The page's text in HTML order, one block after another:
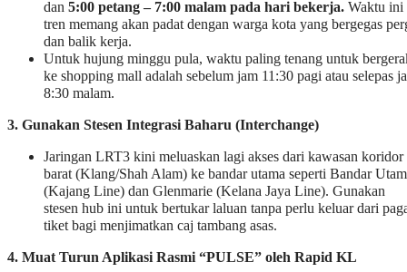
dan 5:00 petang – 7:00 malam pada hari bekerja. Waktu ini
tren memang akan padat dengan warga kota yang bergegas
dan balik kerja.
Untuk hujung minggu pula, waktu paling tenang untuk
ke shopping mall adalah sebelum jam 11:30 pagi atau selepas
8:30 malam.
3. Gunakan Stesen Integrasi Baharu (Interchange)
Jaringan LRT3 kini meluaskan lagi akses dari kawasan koridor
barat (Klang/Shah Alam) ke bandar utama seperti Bandar
(Kajang Line) dan Glenmarie (Kelana Jaya Line). Gunakan
stesen hub ini untuk bertukar laluan tanpa perlu keluar dari
tiket bagi menjimatkan caj tambang asas.
4. Muat Turun Aplikasi Rasmi “PULSE” oleh Rapid KL